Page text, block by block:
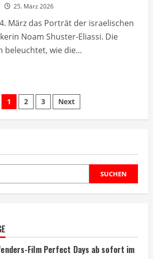
25. März 2026
März das Porträt der israelischen
Noam Shuster-Eliassi. Die
beleuchtet, wie die...
Seitennummerierung
der
1 2 3 Next
SUCHEN
Film Perfect Days ab sofort im